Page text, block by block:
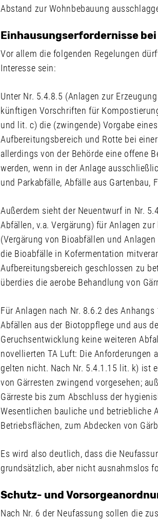
Abstand zur Wohnbebauung
Einhausungserfordernisse
Vor allem die folgenden Regelungen
Interesse sein:
Unter Nr. 5.4.8.5 (Anlagen zur
künftigen Vorschriften für
und lit. c) die (zwingende) Vorgabe
Aufbereitungsbereich und Rotte bei
allerdings von der Behörde eine offene
werden, wenn in der Anlage
und Parkabfälle, Abfälle aus
Außerdem sieht der Neuentwurf in Nr.
Abfällen, v.a. Vergärung) für Anlagen
(Vergärung von Bioabfällen und
die Bioabfälle in Kofermentation
Aufbereitungsbereich geschlossen zu
überdies die aerobe Behandlung von
Für Anlagen nach Nr. 8.6.2 des
Abfällen aus der Biotoppflege und aus
Geruchsentwicklung keine weiteren
novellierten TA Luft: Die Anforderungen
gelten nicht. Nach Nr. 5.4.1.15 lit. k) ist
von Gärresten zwingend vorgesehen;
Gärreste bis zum Abschluss der
Wesentlichen bauliche und betriebliche
Betriebsflächen, zum Abdecken von
Es wird also deutlich, dass die
grundsätzlich, aber nicht ausnahmslos
Schutz- und
Nach Nr. 6 der Neufassung sollen die